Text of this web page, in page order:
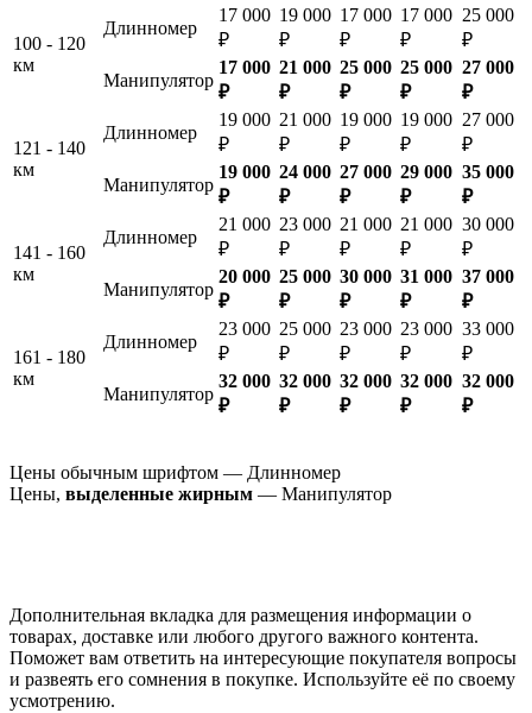
100 - 120
км
Длинномер
17 000
₽
19 000
₽
17 000
₽
17 000
₽
25 000
₽
Манипулятор
17 000
₽
21 000
₽
25 000
₽
25 000
₽
27 000
₽
121 - 140
км
Длинномер
19 000
₽
21 000
₽
19 000
₽
19 000
₽
27 000
₽
Манипулятор
19 000
₽
24 000
₽
27 000
₽
29 000
₽
35 000
₽
141 - 160
км
Длинномер
21 000
₽
23 000
₽
21 000
₽
21 000
₽
30 000
₽
Манипулятор
20 000
₽
25 000
₽
30 000
₽
31 000
₽
37 000
₽
161 - 180
км
Длинномер
23 000
₽
25 000
₽
23 000
₽
23 000
₽
33 000
₽
Манипулятор
32 000
₽
32 000
₽
32 000
₽
32 000
₽
32 000
₽
Цены обычным шрифтом — Длинномер
Цены, выделенные жирным — Манипулятор
Дополнительная вкладка для размещения информации о
товарах, доставке или любого другого важного контента.
Поможет вам ответить на интересующие покупателя вопросы
и развеять его сомнения в покупке. Используйте её по своему
усмотрению.